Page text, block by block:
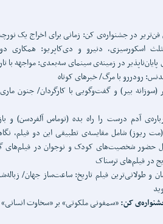
فن‌تریر در جشنواره‌ی کن: زمانی برای اخراج یک
اسکورسیزی، دنیرو و دی‌کاپریو: همکاری
در زمینه‌ی سینمای سه‌بعدی: مواجهه با
رودررو با مرگ/ خبرهای کوتاه
(سوزانه بیر) و گفت‌وگویی با کارگردان/ جنون ماری
آدم درست را راه بده (توماس آلفردسن) و
ریوز) شامل مقایسه‌ی تطبیقی این دو فیلم،
حضور شخصیت‌های کودک و نوجوان در فیلم‌های
در فیلم‌های ترسناک
و طولانی‌ترین فیلم تاریخ: ساعت‌ساز جهان/
کن:«سمفونی ملکوتی» بر «سخاوت انسانی»